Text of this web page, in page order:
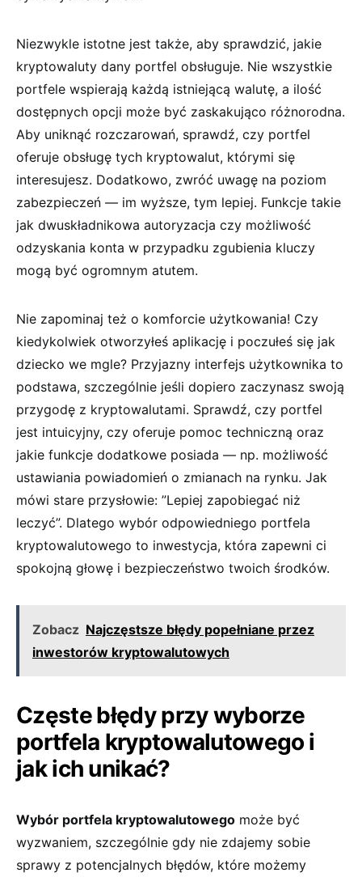
Niezwykle istotne jest także, aby‌ sprawdzić, jakie
kryptowaluty ‍dany portfel ⁣obsługuje. Nie wszystkie
portfele⁣ wspierają każdą istniejącą walutę, ⁤a ilość
dostępnych ‍opcji może być⁢ zaskakująco różnorodna.
Aby ⁤uniknąć‍ rozczarowań, sprawdź, czy portfel
⁣oferuje obsługę tych kryptowalut, którymi się
interesujesz. Dodatkowo,⁢ zwróć uwagę ⁤na ​poziom
zabezpieczeń ⁤— im wyższe, tym lepiej. Funkcje takie
jak dwuskładnikowa​ autoryzacja ⁤czy możliwość
odzyskania konta w przypadku zgubienia kluczy ​
mogą być ogromnym atutem.
Nie‍ zapominaj ⁢też o komforcie użytkowania! Czy
kiedykolwiek otworzyłeś aplikację ⁣i poczułeś się⁤ jak
dziecko ⁣we mgle? Przyjazny ​interfejs użytkownika ‍to
podstawa, szczególnie jeśli dopiero zaczynasz swoją
⁣przygodę z⁣ kryptowalutami. Sprawdź, czy portfel
jest intuicyjny, czy ⁢oferuje⁢ pomoc techniczną oraz
jakie funkcje dodatkowe⁢ posiada — ⁢np. możliwość
ustawiania powiadomień o zmianach na rynku. Jak
mówi stare przysłowie: ‌”Lepiej ​zapobiegać⁢ niż
leczyć”. Dlatego wybór odpowiedniego ⁤portfela
kryptowalutowego‍ to ⁣inwestycja, która⁤ zapewni ci‍
spokojną głowę i bezpieczeństwo twoich środków.
Zobacz Najczęstsze błędy popełniane przez
inwestorów kryptowalutowych
Częste ⁤błędy przy wyborze
portfela kryptowalutowego⁤ i‍
jak ich‍ unikać?
Wybór​ portfela kryptowalutowego może ⁣być​
wyzwaniem, ​szczególnie gdy nie zdajemy sobie
sprawy z potencjalnych błędów, które ⁤możemy